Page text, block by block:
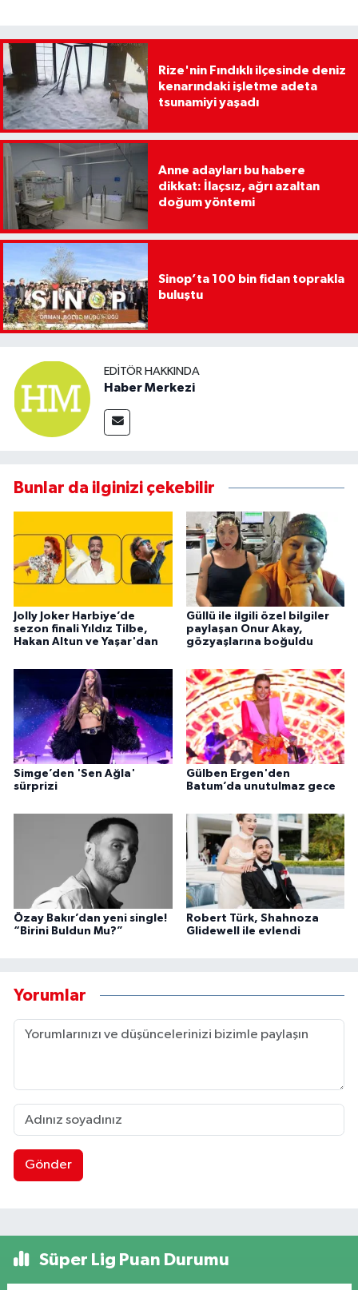
Rize'nin Fındıklı ilçesinde deniz
kenarındaki işletme adeta
tsunamiyi yaşadı
Anne adayları bu habere
dikkat: İlaçsız, ağrı azaltan
doğum yöntemi
Sinop’ta 100 bin fidan toprakla
buluştu
EDITÖR HAKKINDA
Haber Merkezi
Bunlar da ilginizi çekebilir
Jolly Joker Harbiye’de
sezon finali Yıldız Tilbe,
Hakan Altun ve Yaşar'dan
Güllü ile ilgili özel bilgiler
paylaşan Onur Akay,
gözyaşlarına boğuldu
Simge’den 'Sen Ağla'
sürprizi
Gülben Ergen'den
Batum’da unutulmaz gece
Özay Bakır’dan yeni single!
“Birini Buldun Mu?”
Robert Türk, Shahnoza
Glidewell ile evlendi
Yorumlar
Gönder
Süper Lig Puan Durumu